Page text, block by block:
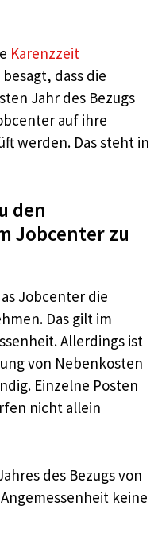
Karenzzeit
dass die
Jahr des Bezugs
auf ihre
werden. Das steht in
den
Jobcenter zu
Jobcenter die
Das gilt im
Allerdings ist
von Nebenkosten
Einzelne Posten
nicht allein
des Bezugs von
keine